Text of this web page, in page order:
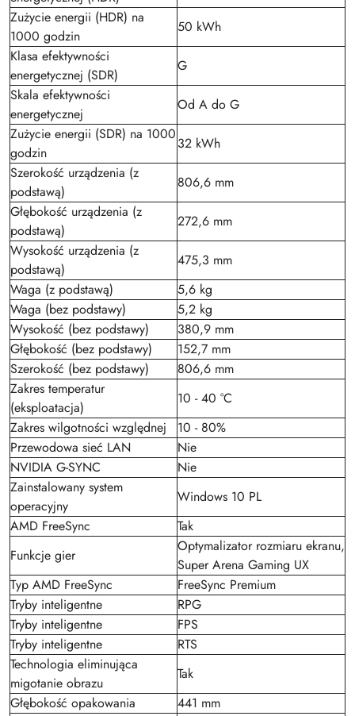
Zużycie energii (HDR) na
1000 godzin
50 kWh
Klasa efektywności
energetycznej (SDR)
G
Skala efektywności
energetycznej
Od A do G
Zużycie energii (SDR) na 1000
godzin
32 kWh
Szerokość urządzenia (z
podstawą)
806,6 mm
Głębokość urządzenia (z
podstawą)
272,6 mm
Wysokość urządzenia (z
podstawą)
475,3 mm
Waga (z podstawą)
5,6 kg
Waga (bez podstawy)
5,2 kg
Wysokość (bez podstawy)
380,9 mm
Głębokość (bez podstawy)
152,7 mm
Szerokość (bez podstawy)
806,6 mm
Zakres temperatur
(eksploatacja)
10 - 40 °C
Zakres wilgotności względnej
10 - 80%
Przewodowa sieć LAN
Nie
NVIDIA G-SYNC
Nie
Zainstalowany system
operacyjny
Windows 10 PL
AMD FreeSync
Tak
Funkcje gier
Optymalizator rozmiaru ekranu,
Super Arena Gaming UX
Typ AMD FreeSync
FreeSync Premium
Tryby inteligentne
RPG
Tryby inteligentne
FPS
Tryby inteligentne
RTS
Technologia eliminująca
migotanie obrazu
Tak
Głębokość opakowania
441 mm